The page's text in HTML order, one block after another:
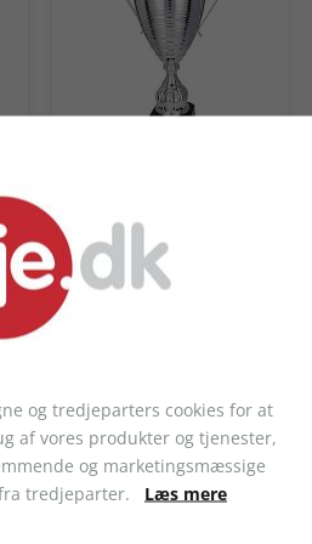
1.424,60 kr.
og tredjeparters cookies for at
af vores produkter og tjenester,
og marketingsmæssige
tredjeparter. Læs mere